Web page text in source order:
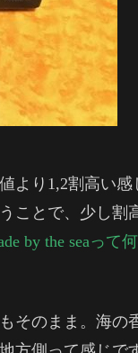
より1,2割高い
ことで、少し割
by the seaって
そのまま。海の